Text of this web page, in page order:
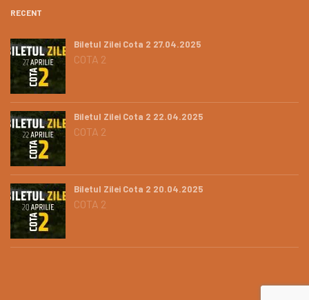
RECENT
Biletul Zilei Cota 2 27.04.2025
COTA 2
Biletul Zilei Cota 2 22.04.2025
COTA 2
Biletul Zilei Cota 2 20.04.2025
COTA 2